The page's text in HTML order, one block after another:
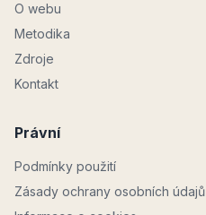
O webu
Metodika
Zdroje
Kontakt
Právní
Podmínky použití
Zásady ochrany osobních údajů